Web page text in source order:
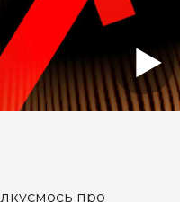
про